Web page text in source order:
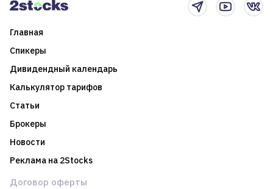
Главная
Спикеры
Дивидендный календарь
Калькулятор тарифов
Статьи
Брокеры
Новости
Реклама на 2Stocks
Договор оферты